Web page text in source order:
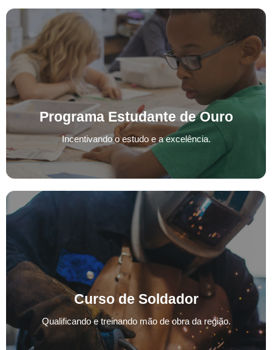
Programa Estudante de Ouro
Incentivando o estudo e a excelência.
Programa Estudante de Ouro
Incentivando o estudo e a excelência.
Curso de Soldador
Qualificando e treinando mão de obra da região.
Curso de Soldador
Qualificando e treinando mão de obra da região.